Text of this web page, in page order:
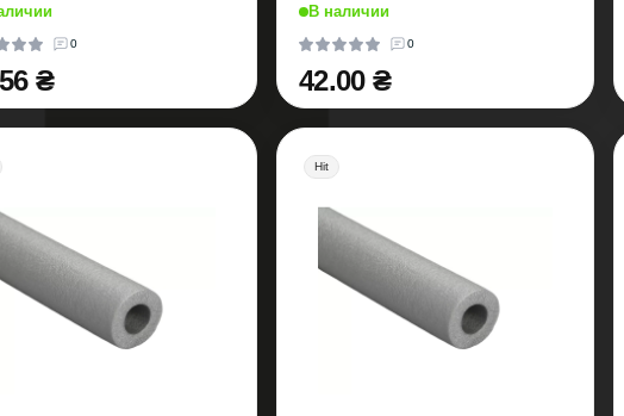
0
₴
В наличии
0
42.00 ₴
Hit